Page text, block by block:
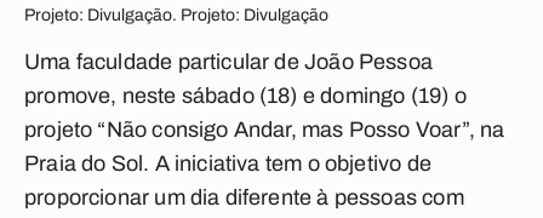
Projeto: Divulgação. Projeto: Divulgação
Uma faculdade particular de João Pessoa
promove, neste sábado (18) e domingo (19) o
projeto “Não consigo Andar, mas Posso Voar”, na
Praia do Sol. A iniciativa tem o objetivo de
proporcionar um dia diferente à pessoas com